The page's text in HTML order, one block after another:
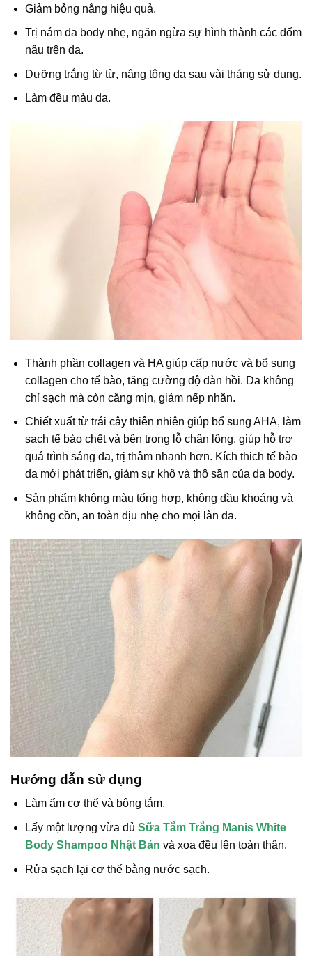
Giảm bỏng nắng hiệu quả.
Trị nám da body nhẹ, ngăn ngừa sự hình thành các đốm
nâu trên da.
Dưỡng trắng từ từ, nâng tông da sau vài tháng sử dụng.
Làm đều màu da.
Thành phần collagen và HA giúp cấp nước và bổ sung
collagen cho tế bào, tăng cường độ đàn hồi. Da không
chỉ sạch mà còn căng mịn, giảm nếp nhăn.
Chiết xuất từ trái cây thiên nhiên giúp bổ sung AHA, làm
sạch tế bào chết và bên trong lỗ chân lông, giúp hỗ trợ
quá trình sáng da, trị thâm nhanh hơn. Kích thich tế bào
da mới phát triển, giảm sự khô và thô sần của da body.
Sản phẩm không màu tổng hợp, không dầu khoáng và
không cồn, an toàn dịu nhẹ cho mọi làn da.
Hướng dẫn sử dụng
Làm ẩm cơ thể và bông tắm.
Lấy một lượng vừa đủ Sữa Tắm Trắng Manis White
Body Shampoo Nhật Bản và xoa đều lên toàn thân.
Rửa sạch lại cơ thể bằng nước sạch.